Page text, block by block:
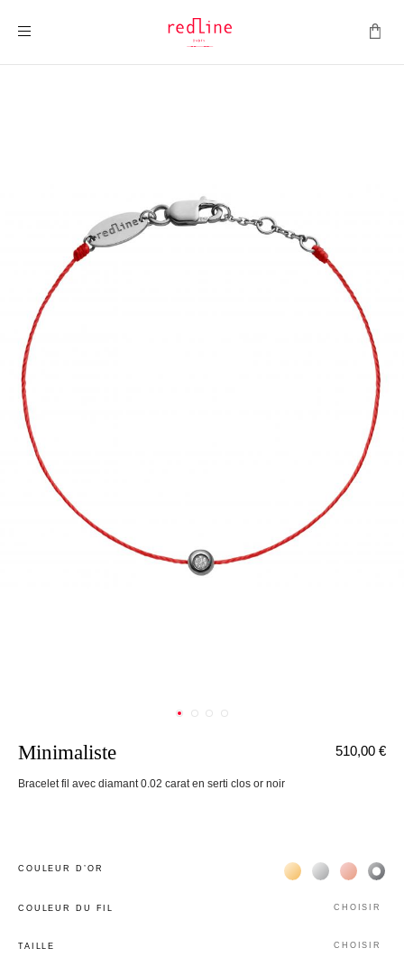
Minimaliste
Bracelet fil avec diamant 0.02 carat en serti clos or noir
510,00 €
COULEUR D’OR Жёлтое золото 18К
Белое золото
Розовое
COULEUR DU FIL CHOISIR
TAILLE CHOISIR